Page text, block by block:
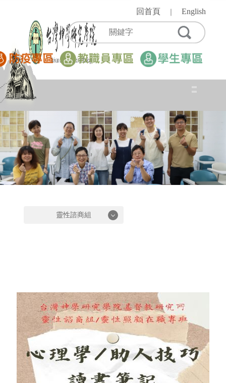
容
區
回首頁 English
靈性諮商組
最新消息
活動精彩回顧
師資陣容
「愛相隨」專區